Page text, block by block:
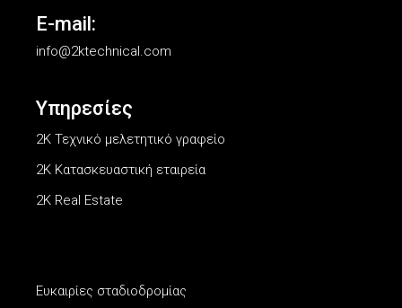
E-mail:
info@2ktechnical.com
Υπηρεσίες
2Κ Τεχνικό μελετητικό γραφείο
2K Κατασκευαστική εταιρεία
2K Real Estate
Ευκαιρίες σταδιοδρομίας